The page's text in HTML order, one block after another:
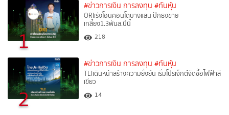
1
#ข่าวการเงิน การลงทุน #ทันหุ้น
ORIเร่งโอนคอนโดบางแสน ปักธงขาย
เกลี้ยง1.3พันล.ปีนี้
218
2
#ข่าวการเงิน การลงทุน #ทันหุ้น
TLIเดินหน้าสร้างความยั่งยืน เริ่มโปรเจ็กต์จัดซื้อไฟฟ้าสี
เขียว
14